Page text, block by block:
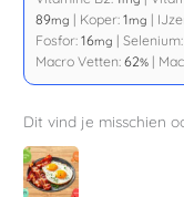
89mg | Koper:1mg |
Fosfor:16mg |
Macro Vetten:62% |
Dit vind je misschien